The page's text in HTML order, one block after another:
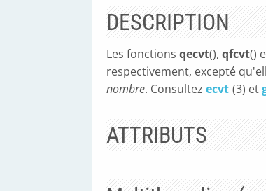
DESCRIPTION
Les fonctions qecvt(), qfcvt()
respectivement, excepté
nombre. Consultez ecvt (3) et
ATTRIBUTS